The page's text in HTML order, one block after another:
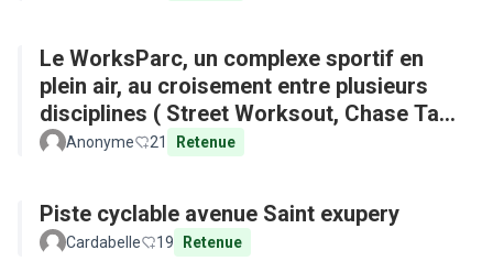
Le WorksParc, un complexe sportif en
plein air, au croisement entre plusieurs
disciplines ( Street Worksout, Chase Tag,
Parkour)
Anonyme 21 Retenue
Piste cyclable avenue Saint exupery
Cardabelle 19 Retenue